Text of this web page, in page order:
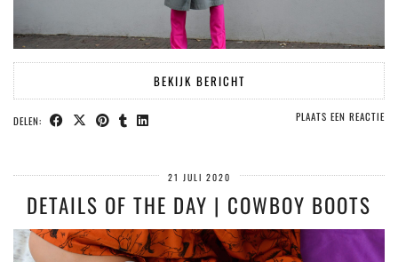
BEKIJK BERICHT
DELEN: PLAATS EEN REACTIE
21 JULI 2020
DETAILS OF THE DAY | COWBOY BOOTS